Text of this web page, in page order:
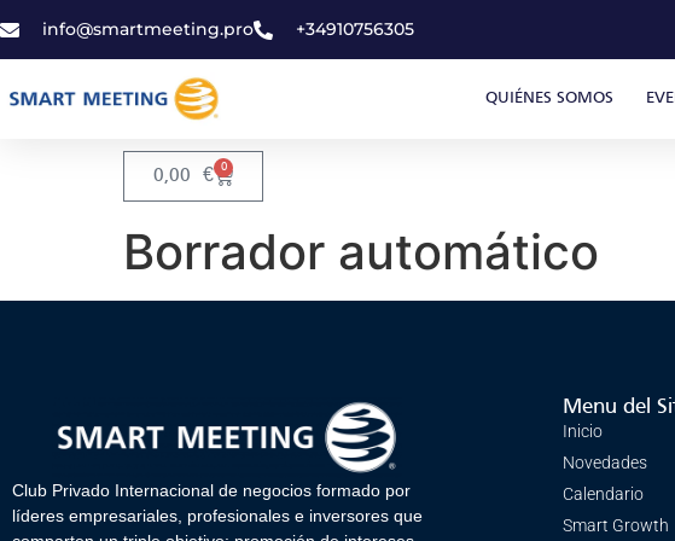
info@smartmeeting.pro +34910756305
QUIÉNES SOMOS
0,00 € 0
Borrador automático
Club Privado Internacional de negocios formado por
líderes empresariales, profesionales e inversores que
Menu del
Inicio
Novedades
Calendario
Smart Growth